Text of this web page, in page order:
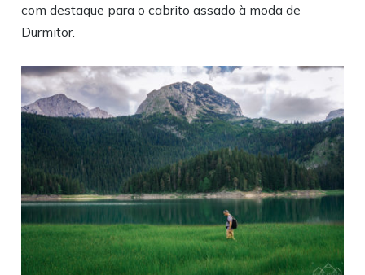
com destaque para o cabrito assado à moda de
Durmitor.